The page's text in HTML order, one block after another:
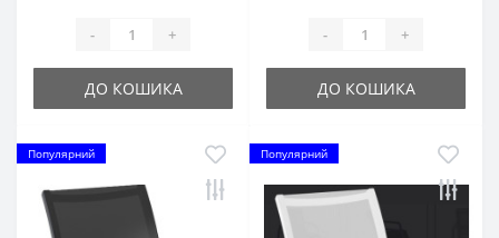
- +
ДО КОШИКА
- +
ДО КОШИКА
Популярний Популярний